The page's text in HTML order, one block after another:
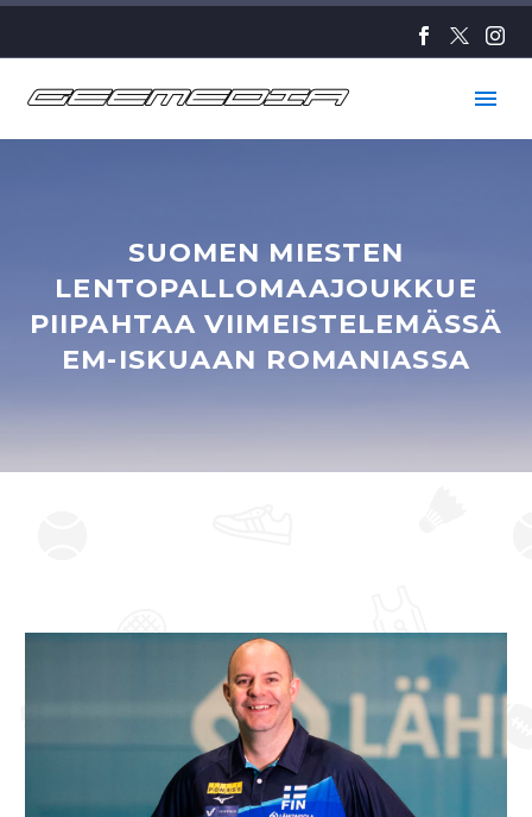
SUOMEN MIESTEN
LENTOPALLOMAAJOUKKUE
PIIPAHTAA VIIMEISTELEMÄSSÄ
EM-ISKUAAN ROMANIASSA